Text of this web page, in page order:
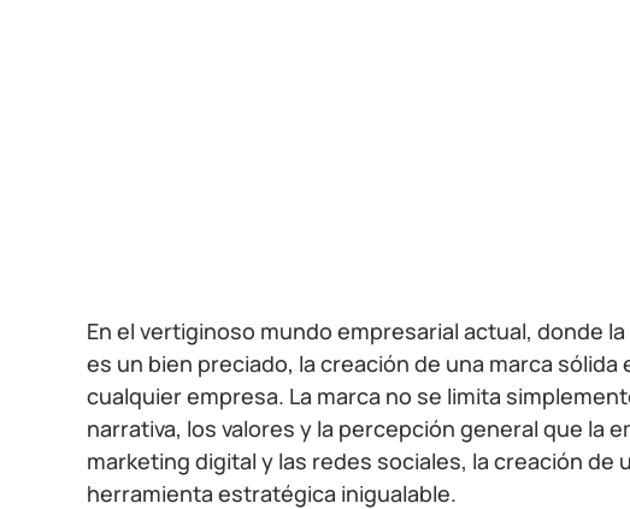
En el vertiginoso mundo empresarial actual, donde
es un bien preciado, la creación de una marca
cualquier empresa. La marca no se limita
narrativa, los valores y la percepción general que la
marketing digital y las redes sociales, la creación de
herramienta estratégica inigualable.